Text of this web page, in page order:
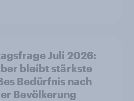
Juli 2026:
bleibt stärkste
Bedürfnis nach
Bevölkerung